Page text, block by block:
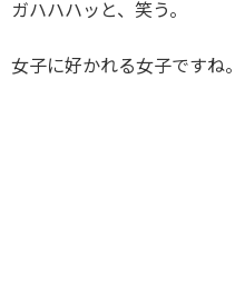
ガハハハッと、笑う。
女子に好かれる女子ですね。